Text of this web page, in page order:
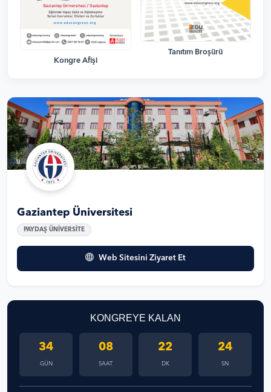
Kongre Afişi
Tanıtım Broşürü
Gaziantep Üniversitesi
PAYDAŞ ÜNİVERSİTE
Web Sitesini Ziyaret Et
KONGREYE KALAN
34
GÜN
08
SAAT
22
DK
23
SN